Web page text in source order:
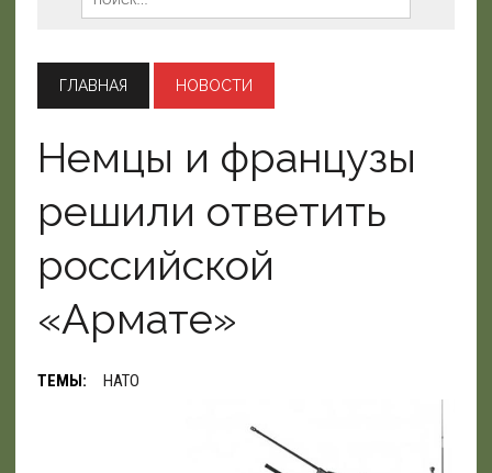
ГЛАВНАЯ НОВОСТИ
Немцы и французы
решили ответить
российской
«Армате»
ТЕМЫ: НАТО